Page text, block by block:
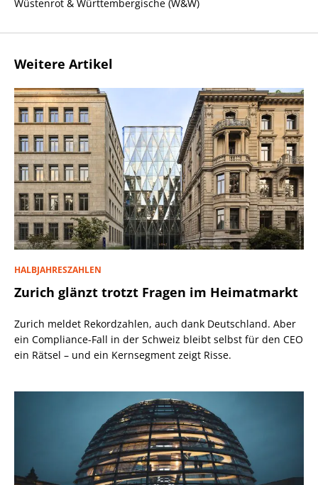
Wüstenrot & Württembergische (W&W)
Weitere Artikel
HALBJAHRESZAHLEN
Zurich glänzt trotzt Fragen im Heimatmarkt
Zurich meldet Rekordzahlen, auch dank Deutschland. Aber
ein Compliance-Fall in der Schweiz bleibt selbst für den CEO
ein Rätsel – und ein Kernsegment zeigt Risse.